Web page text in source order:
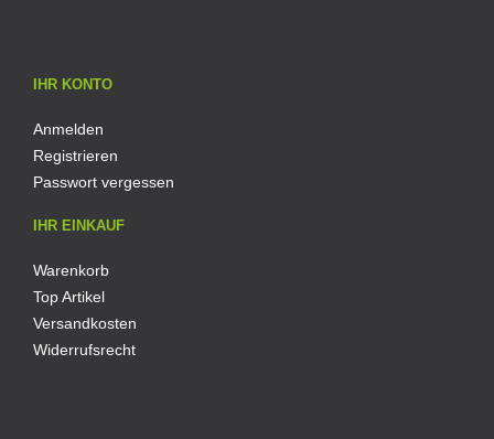
IHR KONTO
Anmelden
Registrieren
Passwort vergessen
IHR EINKAUF
Warenkorb
Top Artikel
Versandkosten
Widerrufsrecht